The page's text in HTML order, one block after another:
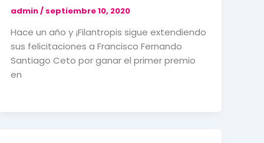
admin/ septiembre 10, 2020
Hace un año y ¡Filantropis sigue extendiendo
sus felicitaciones a Francisco Fernando
Santiago Ceto por ganar el primer premio
en